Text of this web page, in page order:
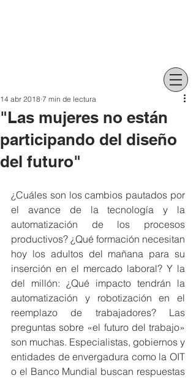
"Las mujeres no están
participando del diseño
del futuro"
14 abr 2018 7 min de lectura
¿Cuáles son los cambios pautados por
el avance de la tecnología y la
automatización de los procesos
productivos? ¿Qué formación necesitan
hoy los adultos del mañana para su
inserción en el mercado laboral? Y la
del millón: ¿Qué impacto tendrán la
automatización y robotización en el
reemplazo de trabajadores? Las
preguntas sobre «el futuro del trabajo»
son muchas. Especialistas, gobiernos y
entidades de envergadura como la OIT
o el Banco Mundial buscan respuestas